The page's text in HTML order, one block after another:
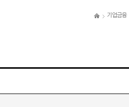
기업금융